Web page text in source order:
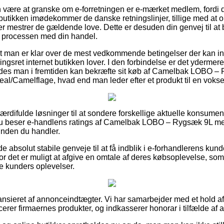
at granske om e-forretningen er e-mærket medlem, fordi
imødekommer de danske retningslinjer, tillige med at
mestrer de gældende love. Dette er desuden din genvej til at
med din handel.
man er klar over de mest vedkommende betingelser der kan
internet butikken lover. I den forbindelse er det
man i fremtiden kan bekræfte sit køb af Camelbak LOBO –
Camelflage, hvad end man leder efter et produkt til en
løsninger til at sondere forskellige aktuelle
beser e-handlens ratings af Camelbak LOBO – Rygsæk 9L
du handler.
absolut stabile genveje til at få indblik i e-forhandlerens
det er muligt at afgive en omtale af deres købsoplevelse,
kunders oplevelser.
af annonceindtægter. Vi har samarbejder med et hold
firmaernes produkter, og indkasserer honorar i tilfælde af